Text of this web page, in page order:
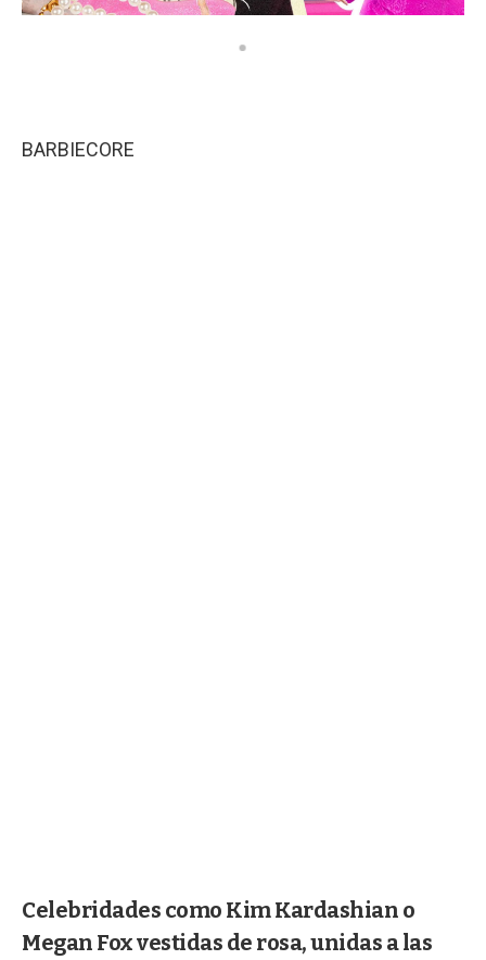
BARBIECORE
Celebridades como Kim Kardashian o
Megan Fox vestidas de rosa, unidas a las